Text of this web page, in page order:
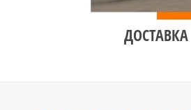
ДОСТАВКА